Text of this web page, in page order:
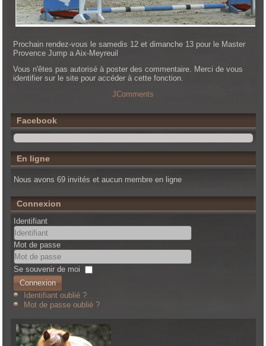
Prochain rendez-vous le samedis 12 et dimanche 13 pour le Master
Provence Jump a Aix-Meyreuil
Vous n'êtes pas autorisé à poster des commentaire. Merci de vous
identifier sur le site pour accéder à cette fonction.
JComments
Facebook
En ligne
Nous avons 69 invités et aucun membre en ligne
Connexion
Identifiant
Mot de passe
Se souvenir de moi
Connexion
Identifiant oublié ?
Mot de passe oublié ?